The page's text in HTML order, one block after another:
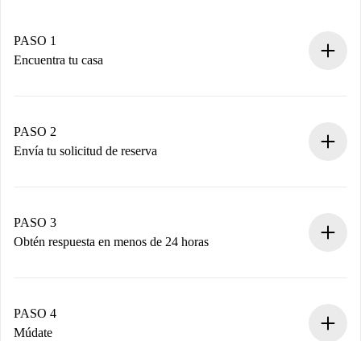
PASO 1
Encuentra tu casa
Tienes toda la información necesaria por adelantado.
PASO 2
Envía tu solicitud de reserva
propietario acepte.
PASO 3
Obtén respuesta en menos de 24 horas
contacto con el propietario.
Si es rechazada: No te haremos ningún cargo y te
PASO 4
Múdate